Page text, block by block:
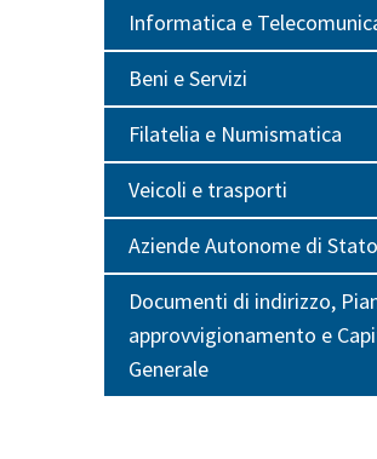
Informatica e
Beni e Servizi
Filatelia e Numismatica
Veicoli e trasporti
Aziende Autonome di Stato
Documenti di indirizzo,
approvvigionamento e
Generale